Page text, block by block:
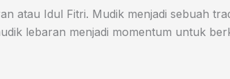
atau Idul Fitri. Mudik menjadi sebuah
lebaran menjadi momentum untuk